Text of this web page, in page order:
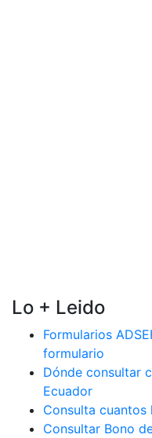
Lo + Leido
Formularios
formulario
Dónde consultar
Ecuador
Consulta cuantos
Consultar Bono